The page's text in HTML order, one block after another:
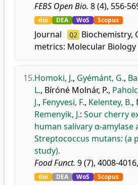
FEBS Open Bio. 8 (4), 556-
doi DEA WoS Scopus
Journal
metrics:
Q2 Biochemistry,
Molecular
15.Homoki, J., Gyémánt, G.,
L., Bíróné Molnár, P.,
J., Fenyvesi, F., Kelentey, B.,
Remenyik, J.: Sour cherry
human salivary α-
Streptococcus mutans: (a
study).
Food Funct. 9 (7), 4008-
doi DEA WoS Scopus